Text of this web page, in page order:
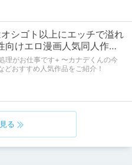
ニメ】爆乳無知ムチ村娘が
これがルルゥのまちづくり
工房 さまより販売予定の『これが
りっ！』の紹介記事です。 紹介して
シゴト以上にエッチで溢れ
けエロ漫画人気同人作品
理がお仕事です+ 〜カナデくんの今
どおすすめ人気作品をご紹介！
る